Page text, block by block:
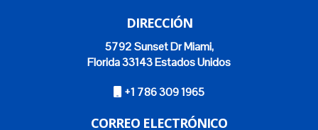
DIRECCIÓN
5792 Sunset Dr Miami,
Florida 33143 Estados Unidos
+1 786 309 1965
CORREO ELECTRÓNICO